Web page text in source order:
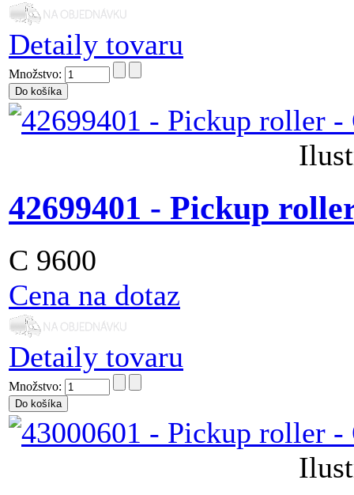
Detaily tovaru
Množstvo:
42699401 - Pickup
C 9600
Cena na dotaz
Detaily tovaru
Množstvo: